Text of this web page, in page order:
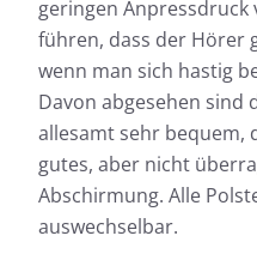
geringen Anpressdruck
führen, dass der Hörer
wenn man sich hastig
Davon abgesehen sind
allesamt sehr bequem,
gutes, aber nicht
Abschirmung. Alle
auswechselbar.